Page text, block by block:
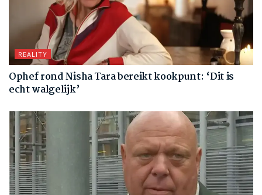
REALITY
Ophef rond Nisha Tara bereikt kookpunt: ‘Dit is
echt walgelijk’